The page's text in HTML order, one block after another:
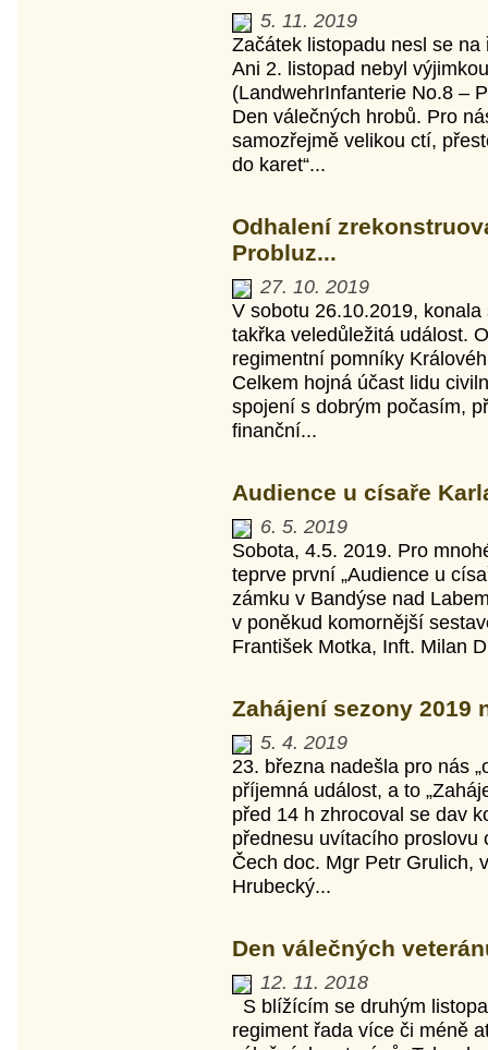
5. 11. 2019
Začátek listopadu nesl se
Ani 2. listopad nebyl
(LandwehrInfanterie No.8 –
Den válečných hrobů. Pro
samozřejmě velikou ctí,
do karet“...
Odhalení
Probluz...
27. 10. 2019
V sobotu 26.10.2019,
takřka veledůležitá událost.
regimentní pomníky
Celkem hojná účast lidu
spojení s dobrým počasím,
finanční...
Audience u císaře
6. 5. 2019
Sobota, 4.5. 2019. Pro
teprve první „Audience u
zámku v Bandýse nad
v poněkud komornější
František Motka, Inft. Milan
Zahájení sezony 2019
5. 4. 2019
23. března nadešla pro nás
příjemná událost, a to
před 14 h zhrocoval se dav
přednesu uvítacího proslovu
Čech doc. Mgr Petr Grulich,
Hrubecký...
Den válečných
12. 11. 2018
S blížícím se druhým
regiment řada více či méně